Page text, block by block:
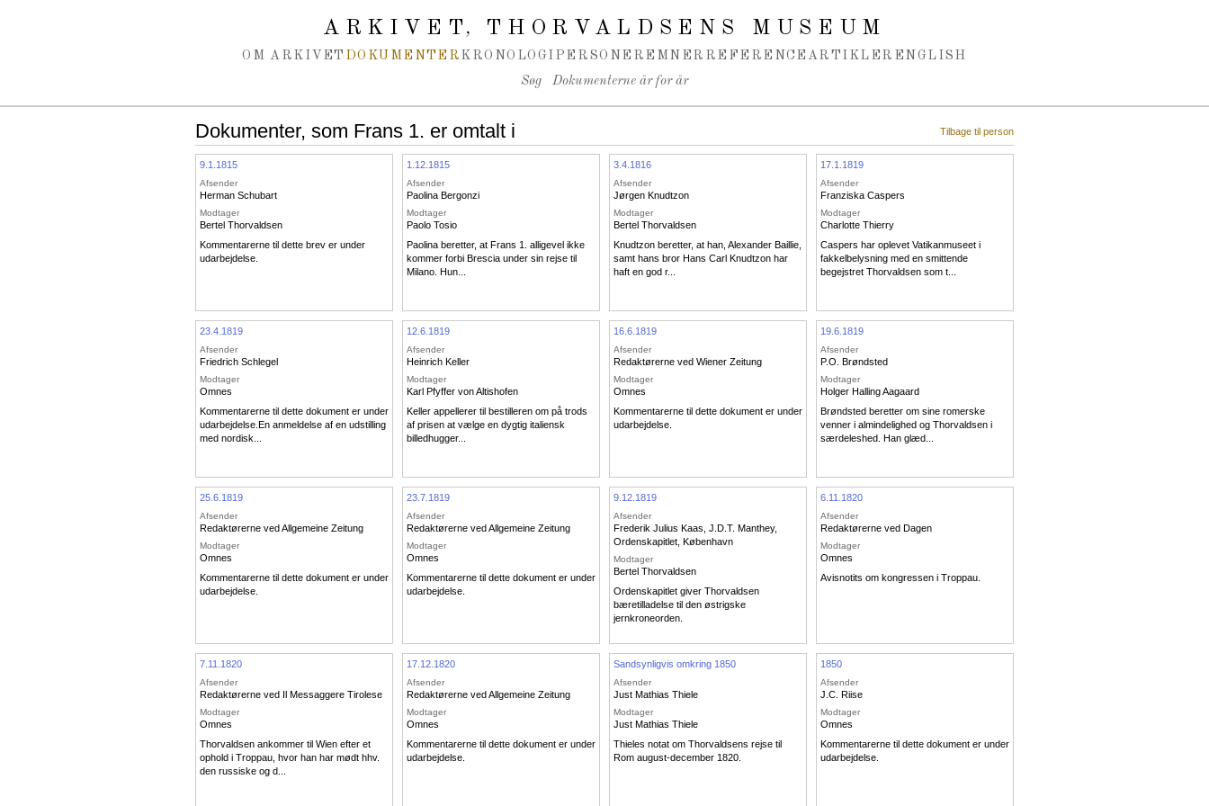
ARKIVET, THORVALDSENS MUSEUM
OM ARKIVET DOKUMENTER KRONOLOGI PERSONER EMNER REFERENCEARTIKLER ENGLISH
Søg Dokumenterne år for år
Tilbage til person
Dokumenter, som Frans 1. er omtalt i
9.1.1815
Afsender
Herman Schubart
Modtager
Bertel Thorvaldsen
Kommentarerne til dette brev er under
udarbejdelse.
1.12.1815
Afsender
Paolina Bergonzi
Modtager
Paolo Tosio
Paolina beretter, at Frans 1. alligevel ikke
kommer forbi Brescia under sin rejse til
Milano. Hun...
3.4.1816
Afsender
Jørgen Knudtzon
Modtager
Bertel Thorvaldsen
Knudtzon beretter, at han, Alexander Baillie,
samt hans bror Hans Carl Knudtzon har
haft en god r...
17.1.1819
Afsender
Franziska Caspers
Modtager
Charlotte Thierry
Caspers har oplevet Vatikanmuseet i
fakkelbelysning med en smittende
begejstret Thorvaldsen som t...
23.4.1819
Afsender
Friedrich Schlegel
Modtager
Omnes
Kommentarerne til dette dokument er under
udarbejdelse.En anmeldelse af en udstilling
med nordisk...
12.6.1819
Afsender
Heinrich Keller
Modtager
Karl Pfyffer von Altishofen
Keller appellerer til bestilleren om på trods
af prisen at vælge en dygtig italiensk
billedhugger...
16.6.1819
Afsender
Redaktørerne ved Wiener Zeitung
Modtager
Omnes
Kommentarerne til dette dokument er under
udarbejdelse.
19.6.1819
Afsender
P.O. Brøndsted
Modtager
Holger Halling Aagaard
Brøndsted beretter om sine romerske
venner i almindelighed og Thorvaldsen i
særdeleshed. Han glæd...
25.6.1819
Afsender
Redaktørerne ved Allgemeine Zeitung
Modtager
Omnes
Kommentarerne til dette dokument er under
udarbejdelse.
23.7.1819
Afsender
Redaktørerne ved Allgemeine Zeitung
Modtager
Omnes
Kommentarerne til dette dokument er under
udarbejdelse.
9.12.1819
Afsender
Frederik Julius Kaas J.D.T. Manthey,
Ordenskapitlet, København
Modtager
Bertel Thorvaldsen
Ordenskapitlet giver Thorvaldsen
bæretilladelse til den østrigske
jernkroneorden.
6.11.1820
Afsender
Redaktørerne ved Dagen
Modtager
Omnes
Avisnotits om kongressen i Troppau.
7.11.1820
Afsender
Redaktørerne ved Il Messaggere Tirolese
Modtager
Omnes
Thorvaldsen ankommer til Wien efter et
ophold i Troppau, hvor han har mødt hhv.
den russiske og d...
17.12.1820
Afsender
Redaktørerne ved Allgemeine Zeitung
Modtager
Omnes
Kommentarerne til dette dokument er under
udarbejdelse.
Sandsynligvis omkring 1850
Afsender
Just Mathias Thiele
Modtager
Just Mathias Thiele
Thieles notat om Thorvaldsens rejse til
Rom august-december 1820.
1850
Afsender
J.C. Riise
Modtager
Omnes
Kommentarerne til dette dokument er under
udarbejdelse.